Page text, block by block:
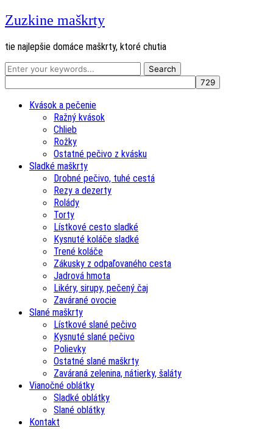
Zuzkine maškrty
tie najlepšie domáce maškrty, ktoré chutia
Kvások a pečenie
Ražný kvások
Chlieb
Rožky
Ostatné pečivo z kvásku
Sladké maškrty
Drobné pečivo, tuhé cestá
Rezy a dezerty
Rolády
Torty
Lístkové cesto sladké
Kysnuté koláče sladké
Trené koláče
Zákusky z odpaľovaného cesta
Jadrová hmota
Likéry, sirupy, pečený čaj
Zavárané ovocie
Slané maškrty
Lístkové slané pečivo
Kysnuté slané pečivo
Polievky
Ostatné slané maškrty
Zaváraná zelenina, nátierky, šaláty
Vianočné oblátky
Sladké oblátky
Slané oblátky
Kontakt